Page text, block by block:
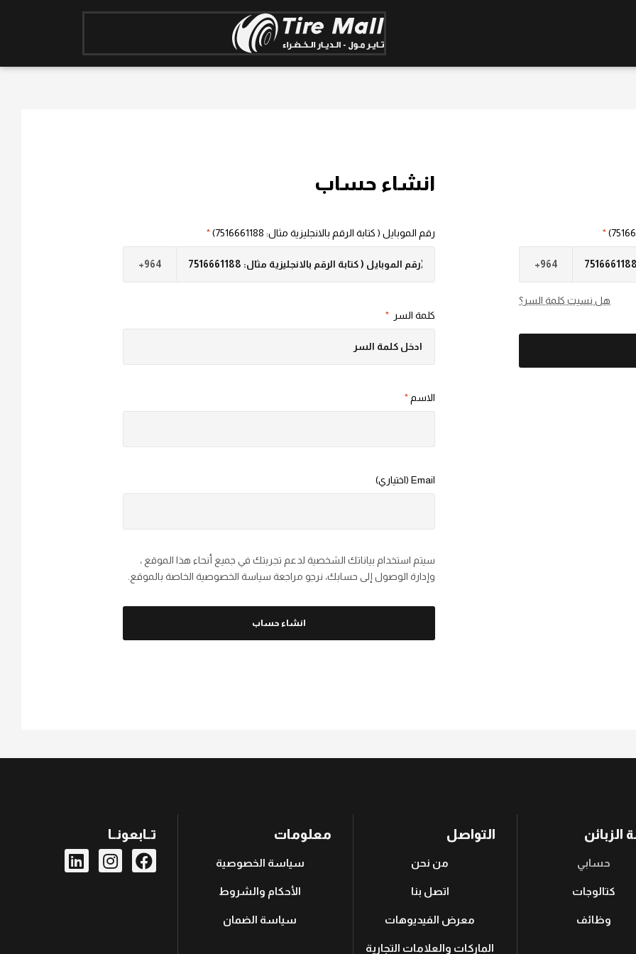
*
هل نسيت كلمة السر؟
انشاء حساب
رقم الموبايل ( كتابة الرقم بالانجليزية مثال: 7516661188) *
كلمة السر *
الاسم *
Email (اختياري)
سيتم استخدام بياناتك الشخصية لدعم تجربتك في جميع أنحاء هذا الموقع ،
وإدارة الوصول إلى حسابك، نرجو مراجعة سياسة الخصوصية الخاصة بالموقع.
انشاء حساب
الزبائن
حسابي
كتالوجات
وظائف
التواصل
من نحن
اتصل بنا
معرض الفيديوهات
الماركات والعلامات التجارية
معلومات
سياسة الخصوصية
الأحكام والشروط
سياسة الضمان
تــابعونــا